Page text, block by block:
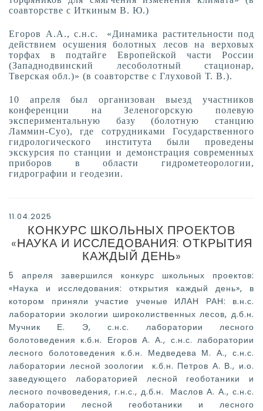
соавторстве с Иткиным В. Ю.)
Егоров А.А., с.н.с. «Динамика растительности под
действием осушения болотных лесов на верховых
торфах в подтайге Европейской части России
(Западнодвинский лесоболотный стационар,
Тверская обл.)» (в соавторстве с Глуховой Т. В.).
10 апреля был организован выезд участников
конференции на Зеленогорскую полевую
экспериментальную базу (болотную станцию
Ламмин-Суо), где сотрудниками Государственного
гидрологического института были проведены
экскурсия по станции и демонстрация современных
приборов в области гидрометеорологии,
гидрографии и геодезии.
11.04.2025
КОНКУРС ШКОЛЬНЫХ ПРОЕКТОВ
«НАУКА И ИССЛЕДОВАНИЯ: ОТКРЫТИЯ
КАЖДЫЙ ДЕНЬ»
5 апреля завершился конкурс школьных проектов:
«Наука и исследования: открытия каждый день», в
котором приняли участие ученые ИЛАН РАН: в.н.с.
лаборатории экологии широколиственных лесов, д.б.н.
Мучник Е. Э, с.н.с. лаборатории лесного
болотоведения к.б.н. Егоров А. А., с.н.с. лаборатории
лесного болотоведения к.б.н. Медведева М. А., с.н.с.
лаборатории лесной зоологии к.б.н. Петров А. В., и.о.
заведующего лабораторией лесной геоботаники и
лесного почвоведения, г.н.с., д.б.н. Маслов А. А., с.н.с.
лаборатории лесной геоботаники и лесного